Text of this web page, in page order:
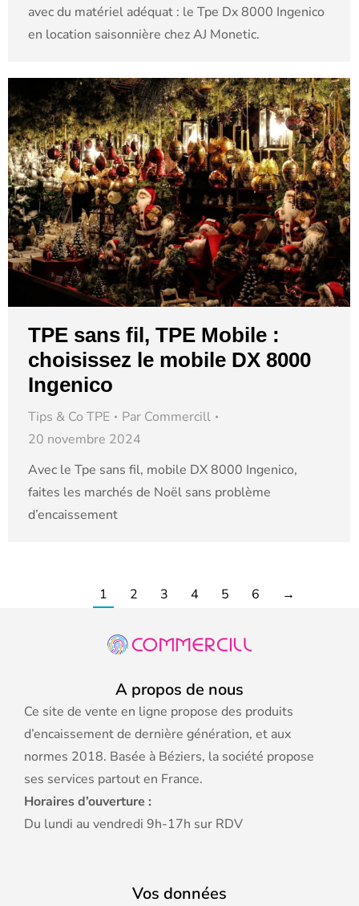
avec du matériel adéquat : le Tpe Dx 8000 Ingenico
en location saisonnière chez AJ Monetic.
TPE sans fil, TPE Mobile :
choisissez le mobile DX 8000
Ingenico
Tips & Co TPE Par Commercill
20 novembre 2024
Avec le Tpe sans fil, mobile DX 8000 Ingenico,
faites les marchés de Noël sans problème
d’encaissement
1 2 3 4 5 6 →
A propos de nous
Ce site de vente en ligne propose des produits
d’encaissement de dernière génération, et aux
normes 2018. Basée à Béziers, la société propose
ses services partout en France.
Horaires d’ouverture :
Du lundi au vendredi 9h-17h sur RDV
Vos données